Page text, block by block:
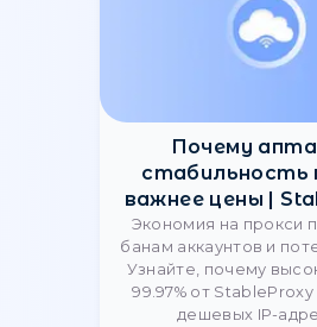
Как
адресов
интервалы
резидентских
05